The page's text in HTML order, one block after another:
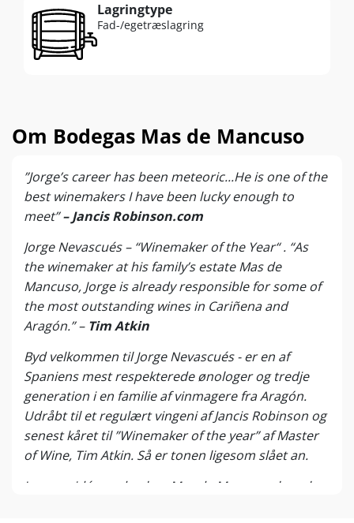
Lagringtype
Fad-/egetræslagring
Om Bodegas Mas de Mancuso
”Jorge’s career has been meteoric...He is one of the
best winemakers I have been lucky enough to
meet”– Jancis Robinson.com
Jorge Nevascués – “Winemaker of the Year“ . “As
the winemaker at his family’s estate Mas de
Mancuso, Jorge is already responsible for some of
the most outstanding wines in Cariñena and
Aragón.” – Tim Atkin
Byd velkommen til Jorge Nevascués - er en af
Spaniens mest respekterede ønologer og tredje
generation i en familie af vinmagere fra Aragón.
Udråbt til et regulært vingeni af Jancis Robinson og
senest kåret til ”Winemaker of the year” af Master
of Wine, Tim Atkin. Så er tonen ligesom slået an.
Jorge er idémanden bag Mas de Mancuso, hvor han